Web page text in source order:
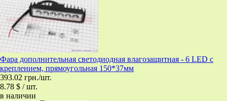
Фара дополнительная светодиодная влагозащитная - 6 LED с
креплением, прямоугольная 150*37мм
393.02 грн./шт.
8.78 $ / шт.
в наличии